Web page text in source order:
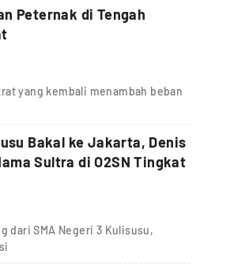
Peternak di Tengah
yang kembali menambah beban
Bakal ke Jakarta, Denis
Sultra di O2SN Tingkat
dari SMA Negeri 3 Kulisusu,